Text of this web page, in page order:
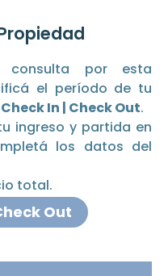
consulta por esta
el período de tu
Check In | Check Out.
ingreso y partida en
los datos del
total.
Out